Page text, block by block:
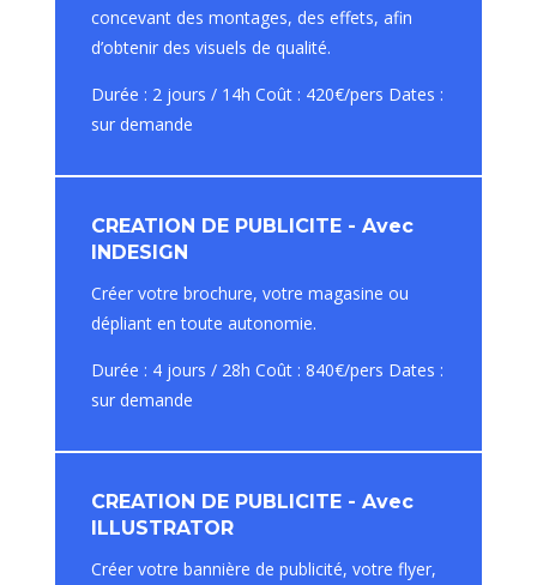
concevant des montages, des effets, afin
d’obtenir des visuels de qualité.
Durée : 2 jours / 14h Coût : 420€/pers Dates :
sur demande
CREATION DE PUBLICITE - Avec
INDESIGN
Créer votre brochure, votre magasine ou
dépliant en toute autonomie.
Durée : 4 jours / 28h Coût : 840€/pers Dates :
sur demande
CREATION DE PUBLICITE - Avec
ILLUSTRATOR
Créer votre bannière de publicité, votre flyer,